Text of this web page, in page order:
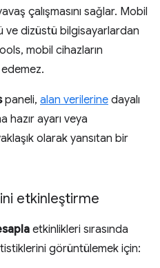
çalışmasını sağlar. Mobil
ve dizüstü bilgisayarlardan
mobil cihazların
edemez.
paneli, alan verilerine dayalı
hazır ayarı veya
olarak yansıtan bir
etkinleştirme
etkinlikleri sırasında
görüntülemek için: